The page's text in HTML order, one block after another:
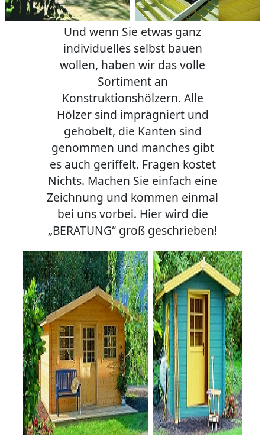
Und wenn Sie etwas ganz
individuelles selbst bauen
wollen, haben wir das volle
Sortiment an
Konstruktionshölzern. Alle
Hölzer sind imprägniert und
gehobelt, die Kanten sind
genommen und manches gibt
es auch geriffelt. Fragen kostet
Nichts. Machen Sie einfach eine
Zeichnung und kommen einmal
bei uns vorbei. Hier wird die
„BERATUNG“ groß geschrieben!